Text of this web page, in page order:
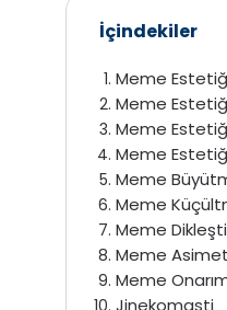
İçindekiler
Meme
Meme
Meme Estetiği
Meme
Meme
Meme
Meme
Meme
Meme
Jinekomasti